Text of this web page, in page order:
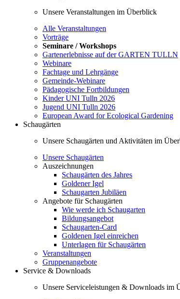
Unsere Veranstaltungen im Überblick
Alle Veranstaltungen
Vorträge
Seminare / Workshops
Gartenerlebnisse auf der GARTEN TULLN
Webinare
Fachtage und Lehrgänge
Gemeinde-Webinare
Pädagogische Fortbildungen
Kinder UNI Tulln 2026
Jugend UNI Tulln 2026
European Award for Ecological Gardening
Schaugärten
Unsere Schaugärten und Aktivitäten im
Unsere Schaugärten
Auszeichnungen
Schaugärten des Jahres
Goldener Igel
Schaugarten Jubiläen
Angebote für Schaugärten
Wie werde ich Schaugarten
Bildungsangebot
Schaugarten-Card
Goldenen Igel einreichen
Unterlagen für Schaugärten
Veranstaltungen
Gruppenangebote
Service & Downloads
Unsere Serviceleistungen & Downloads im